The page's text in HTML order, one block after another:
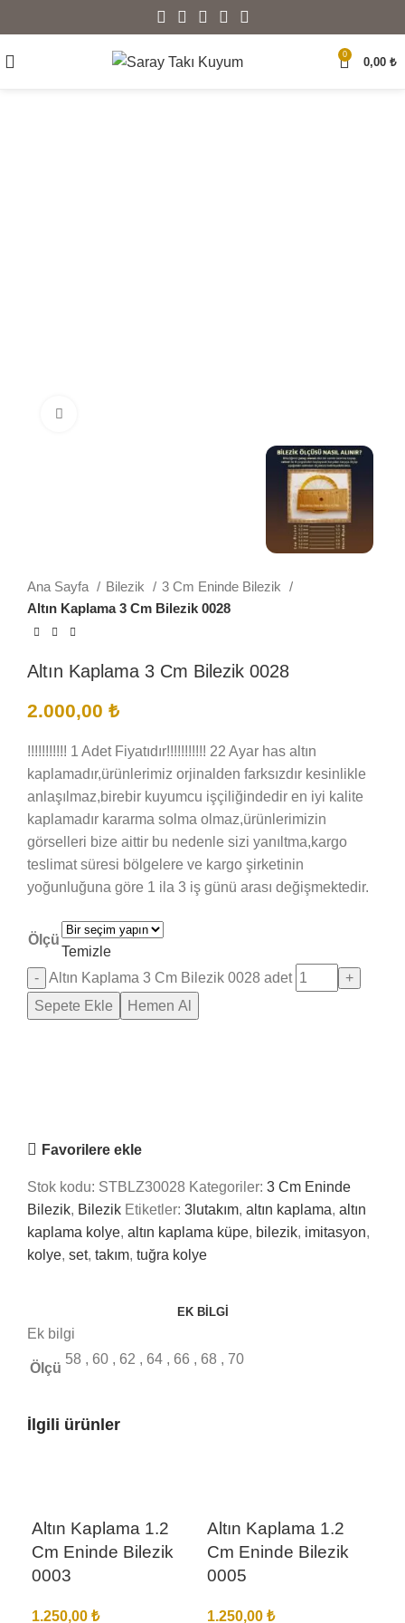
0
0,00 ₺
Ana Sayfa Bilezik
3 Cm Eninde Bilezik
Altın Kaplama 3 Cm Bilezik 0028
Altın Kaplama 3 Cm Bilezik 0028
2.000,00 ₺
!!!!!!!!!!! 1 Adet Fiyatıdır!!!!!!!!!!! 22 Ayar has altın
kaplamadır,ürünlerimiz orjinalden farksızdır kesinlikle
anlaşılmaz,birebir kuyumcu işçiliğindedir en iyi kalite
kaplamadır kararma solma olmaz,ürünlerimizin
görselleri bize aittir bu nedenle sizi yanıltma,kargo
teslimat süresi bölgelere ve kargo şirketinin
yoğunluğuna göre 1 ila 3 iş günü arası değişmektedir.
Ölçü
Temizle
Altın Kaplama 3 Cm Bilezik 0028 adet
Sepete Ekle
Hemen Al
Favorilere ekle
Stok kodu: STBLZ30028 Kategoriler: 3 Cm Eninde
Bilezik, Bilezik Etiketler: 3lutakım, altın kaplama, altın
kaplama kolye, altın kaplama küpe, bilezik, imitasyon,
kolye, set, takım, tuğra kolye
EK BILGI
Ek bilgi
Ölçü
58 , 60 , 62 , 64 , 66 , 68 , 70
İlgili ürünler
Altın Kaplama 1.2
Cm Eninde Bilezik
0003
1.250,00 ₺
Altın Kaplama 1.2
Cm Eninde Bilezik
0005
1.250,00 ₺